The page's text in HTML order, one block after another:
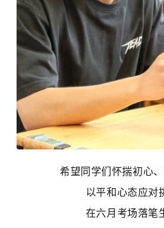
希望同学们怀揣初心
以平和心态应对
在六月考场落笔